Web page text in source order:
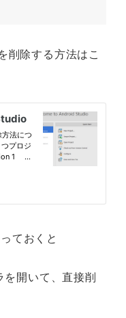
削除する方法はこ
ておくと
開いて、直接削